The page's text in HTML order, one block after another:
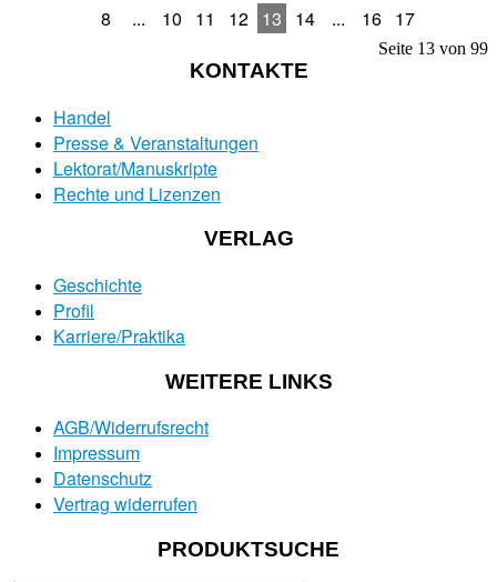
8 ... 10 11 12 13 14 ... 16 17
Seite 13 von 99
KONTAKTE
Handel
Presse & Veranstaltungen
Lektorat/Manuskripte
Rechte und Lizenzen
VERLAG
Geschichte
Profil
Karriere/Praktika
WEITERE LINKS
AGB/Widerrufsrecht
Impressum
Datenschutz
Vertrag widerrufen
PRODUKTSUCHE